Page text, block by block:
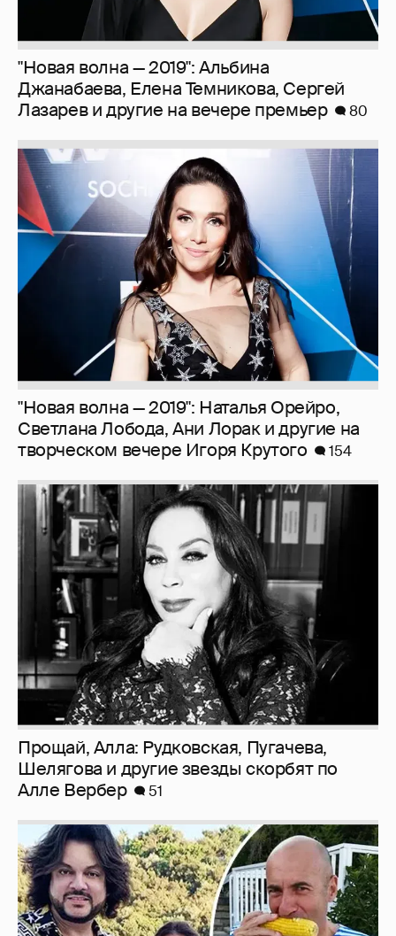
"Новая волна — 2019": Альбина
Джанабаева, Елена Темникова, Сергей
Лазарев и другие на вечере премьер
80
"Новая волна — 2019": Наталья Орейро,
Светлана Лобода, Ани Лорак и другие на
творческом вечере Игоря Крутого
154
Прощай, Алла: Рудковская, Пугачева,
Шелягова и другие звезды скорбят по
Алле Вербер
51